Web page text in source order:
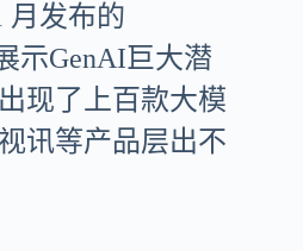
月发布的
示GenAI巨大潜
现了上百款大模
讯等产品层出不